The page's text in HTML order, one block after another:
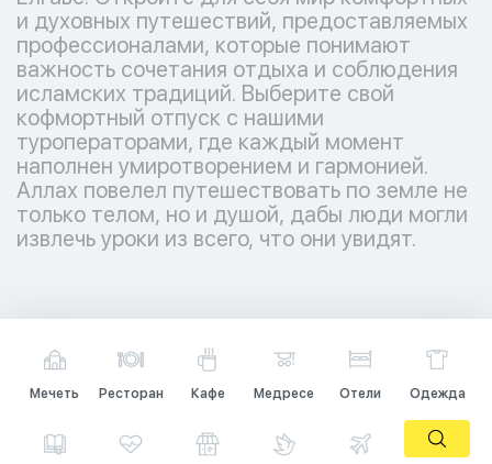
и духовных путешествий, предоставляемых
профессионалами, которые понимают
важность сочетания отдыха и соблюдения
исламских традиций. Выберите свой
кофмортный отпуск с нашими
туроператорами, где каждый момент
наполнен умиротворением и гармонией.
Аллах повелел путешествовать по земле не
только телом, но и душой, дабы люди могли
извлечь уроки из всего, что они увидят.
Мечеть Ресторан Кафе Медресе Отели Одежда